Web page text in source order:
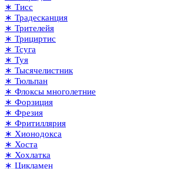
∗ Тисс
∗ Традесканция
∗ Трителейя
∗ Трициртис
∗ Тсуга
∗ Туя
∗ Тысячелистник
∗ Тюльпан
∗ Флоксы многолетние
∗ Форзиция
∗ Фрезия
∗ Фритиллярия
∗ Хионодокса
∗ Хоста
∗ Хохлатка
∗ Цикламен